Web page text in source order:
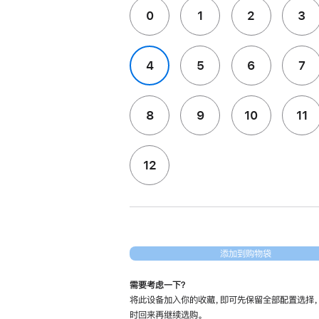
0 1 2 3
4 5 6 7
8 9 10 11
12
添加到购物袋
需要考虑一下？
将此设备加入你的收藏，即可先保留全部配置选择
时回来再继续选购。